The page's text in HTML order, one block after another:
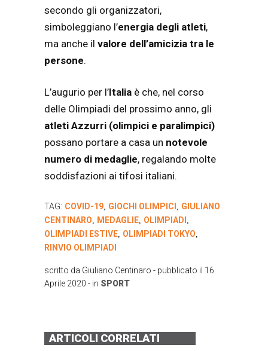
secondo gli organizzatori,
simboleggiano l’energia degli atleti,
ma anche il valore dell’amicizia tra le
persone.
L’augurio per l’Italia è che, nel corso
delle Olimpiadi del prossimo anno, gli
atleti Azzurri (olimpici e paralimpici)
possano portare a casa un notevole
numero di medaglie, regalando molte
soddisfazioni ai tifosi italiani.
TAG: COVID-19 GIOCHI OLIMPICI
GIULIANO
CENTINARO
MEDAGLIE OLIMPIADI
OLIMPIADI ESTIVE OLIMPIADI TOKYO
RINVIO OLIMPIADI
scritto da Giuliano Centinaro - pubblicato il 16
Aprile 2020 - in SPORT
ARTICOLI CORRELATI